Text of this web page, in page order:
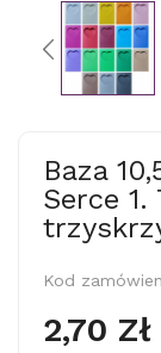
Baza
Serce 1.
Kod
2,70 Zł